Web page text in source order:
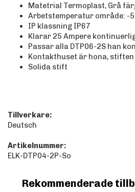
Matetrial Termoplast, Grå
Arbetstemperatur område: -
IP klassning IP67
Klarar 25 Ampere
Passar alla DTP06-2S han
Kontakthuset är hona, stiften
Solida stift
Tillverkare:
Deutsch
Artikelnummer:
ELK-DTP04-2P-So
Rekommenderade